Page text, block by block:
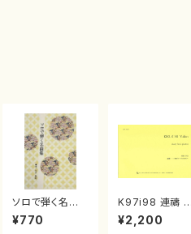
ソロで弾く名曲
集 クリスマス・
イブ／恋人がサ
¥770
K97i98 連禱 :
2台ピアノのため
の（2 Pianos /
¥2,200